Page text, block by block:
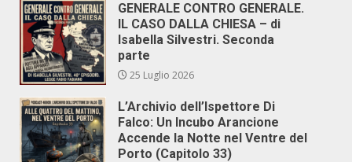
GENERALE CONTRO GENERALE.
IL CASO DALLA CHIESA – di
Isabella Silvestri. Seconda
parte
25 Luglio 2026
L’Archivio dell’Ispettore Di
Falco: Un Incubo Arancione
Accende la Notte nel Ventre del
Porto (Capitolo 33)